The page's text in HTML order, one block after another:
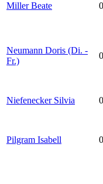
Miller Beate
Neumann Doris (Di. -
Fr.)
Niefenecker Silvia
Pilgram Isabell